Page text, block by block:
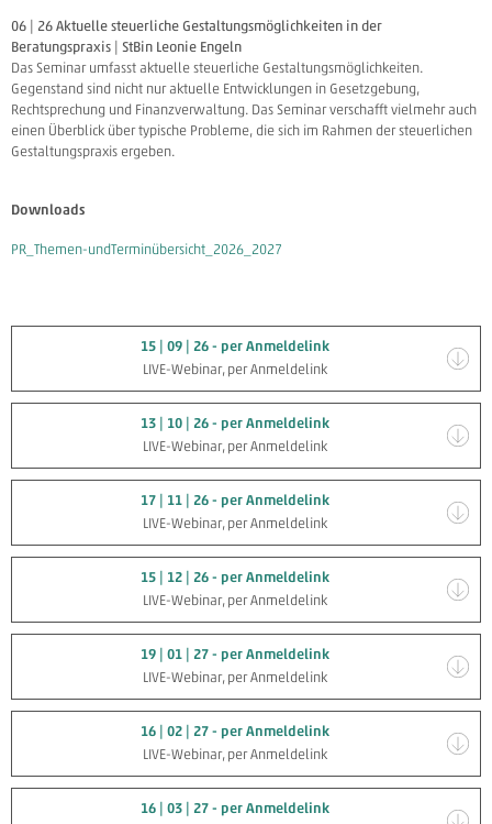
06 | 26 Aktuelle steuerliche Gestaltungsmöglichkeiten in der
Beratungspraxis | StBin Leonie Engeln
Das Seminar umfasst aktuelle steuerliche Gestaltungsmöglichkeiten.
Gegenstand sind nicht nur aktuelle Entwicklungen in Gesetzgebung,
Rechtsprechung und Finanzverwaltung. Das Seminar verschafft vielmehr auch
einen Überblick über typische Probleme, die sich im Rahmen der steuerlichen
Gestaltungspraxis ergeben.
Downloads
PR_Themen-undTerminübersicht_2026_2027
15 | 09 | 26 - per Anmeldelink
LIVE-Webinar, per Anmeldelink
13 | 10 | 26 - per Anmeldelink
LIVE-Webinar, per Anmeldelink
17 | 11 | 26 - per Anmeldelink
LIVE-Webinar, per Anmeldelink
15 | 12 | 26 - per Anmeldelink
LIVE-Webinar, per Anmeldelink
19 | 01 | 27 - per Anmeldelink
LIVE-Webinar, per Anmeldelink
16 | 02 | 27 - per Anmeldelink
LIVE-Webinar, per Anmeldelink
16 | 03 | 27 - per Anmeldelink